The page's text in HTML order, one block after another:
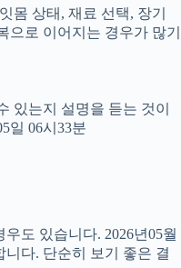
몸 상태, 재료 선택, 장기
로 이어지는 경우가 많기
있는지 설명을 듣는 것이
일 06시33분
도 있습니다. 2026년05월
다. 단순히 보기 좋은 결